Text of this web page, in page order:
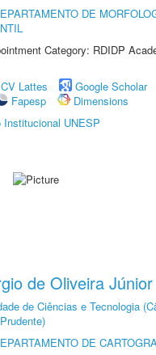
DE
Category: RDIDP
CV Lattes
Google Scholar
Fapesp
Dimensions
Institucional UNESP
de Oliveira Júnior
de Ciências e Tecnologia
DE